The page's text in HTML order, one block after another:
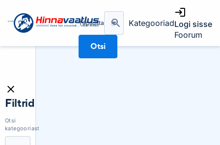
Täpsusta
Otsi
KategooriadLogi sisse
Foorum
Filtrid
Otsi
kategooriast